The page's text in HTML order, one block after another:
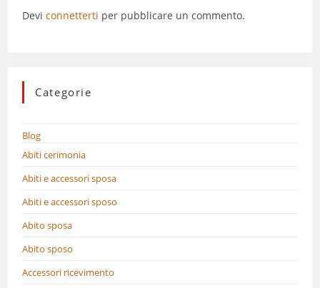
Deviconnetterti per pubblicare un commento.
Categorie
Blog
Abiti cerimonia
Abiti e accessori sposa
Abiti e accessori sposo
Abito sposa
Abito sposo
Accessori ricevimento